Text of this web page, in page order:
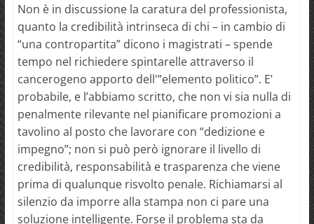
Non è in discussione la caratura del professionista,
quanto la credibilità intrinseca di chi – in cambio di
“una contropartita” dicono i magistrati – spende
tempo nel richiedere spintarelle attraverso il
cancerogeno apporto dell'”elemento politico”. E’
probabile, e l’abbiamo scritto, che non vi sia nulla di
penalmente rilevante nel pianificare promozioni a
tavolino al posto che lavorare con “dedizione e
impegno”; non si può però ignorare il livello di
credibilità, responsabilità e trasparenza che viene
prima di qualunque risvolto penale. Richiamarsi al
silenzio da imporre alla stampa non ci pare una
soluzione intelligente. Forse il problema sta da